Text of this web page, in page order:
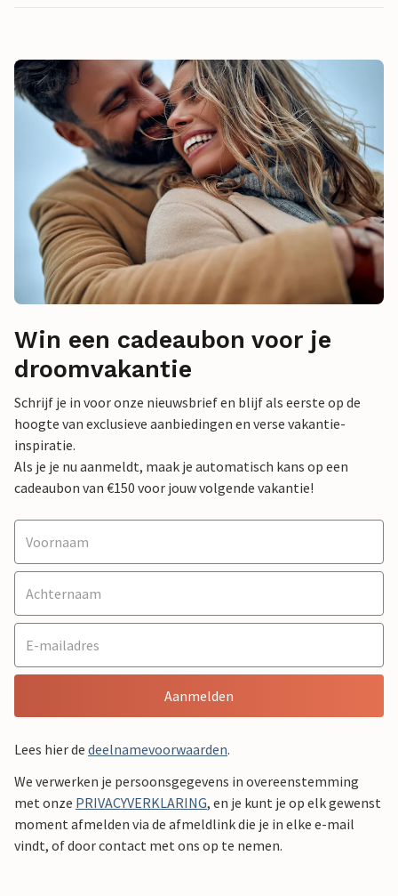
Win een cadeaubon voor je
droomvakantie
Schrijf je in voor onze nieuwsbrief en blijf als eerste op de
hoogte van exclusieve aanbiedingen en verse vakantie-
inspiratie.
Als je je nu aanmeldt, maak je automatisch kans op een
cadeaubon van €150 voor jouw volgende vakantie!
Aanmelden
Lees hier de deelnamevoorwaarden.
We verwerken je persoonsgegevens in overeenstemming
met onze PRIVACYVERKLARING, en je kunt je op elk gewenst
moment afmelden via de afmeldlink die je in elke e-mail
vindt, of door contact met ons op te nemen.